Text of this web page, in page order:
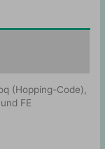
(Hopping-Code),
FE